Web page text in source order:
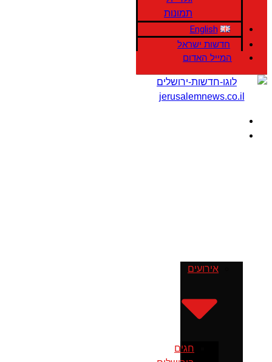
תמונות
English
חדשות ישראל
המייל האדום
אירועים
חגים